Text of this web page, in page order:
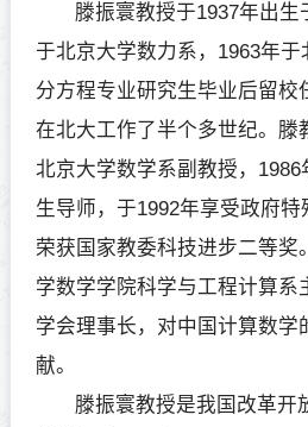
滕振寰教授于1937年出生
于北京大学数力系，1963年
分方程专业研究生毕业后留校
在北大工作了半个多世纪。滕
北京大学数学系副教授，
生导师，于1992年享受政府
荣获国家教委科技进步二等奖
学数学学院科学与工程计算系
学会理事长，对中国计算数学
献。
滕振寰教授是我国改革开